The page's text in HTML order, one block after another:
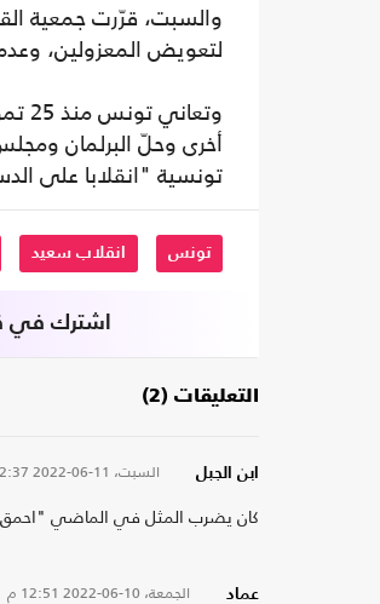
والسبت، قرّرت جمعية
لتعويض المعزولين، وعدم
أخرى وحلّ البرلمان
تونسية "انقلابا على
تونس انقلاب سعيد
اشترك في
التعليقات (2)
ابن الجبل السبت، 11-06-2022
كان يضرب المثل في الماضي
عماد الجمعة، 10-06-2022 12:51 م